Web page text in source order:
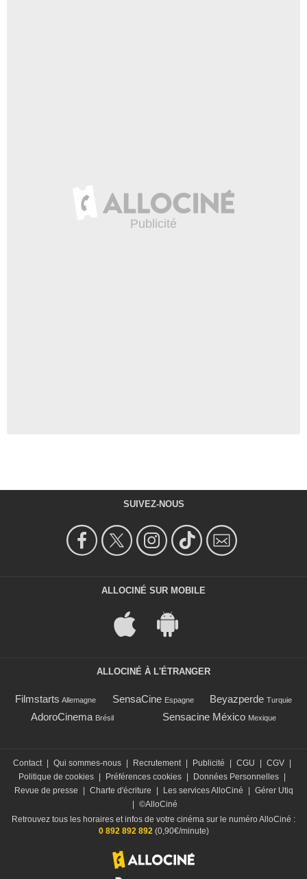
SUIVEZ-NOUS
ALLOCINÉ SUR MOBILE
ALLOCINÉ À L'ÉTRANGER
Filmstarts Allemagne SensaCine Espagne Beyazperde Turquie
AdoroCinema Brésil Sensacine México Mexique
Contact | Qui sommes-nous | Recrutement | Publicité | CGU | CGV |
Politique de cookies | Préférences cookies | Données Personnelles |
Revue de presse
| Charte d'écriture | Les services AlloCiné | Gérer Utiq
| ©AlloCiné
Retrouvez tous les horaires et infos de votre cinéma sur le numéro AlloCiné :
0 892 892 892 (0,90€/minute)